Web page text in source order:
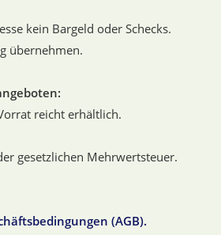
kein Bargeld oder Schecks.
übernehmen.
reicht erhältlich.
gesetzlichen Mehrwertsteuer.
(AGB).